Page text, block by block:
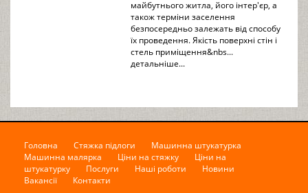
майбутнього житла, його інтер'єр, а
також терміни заселення
безпосередньо залежать від способу
їх проведення. Якість поверхні стін і
стель приміщення&nbs...
детальніше...
Головна Стяжка підлоги
Машинна штукатурка
Машинна малярка
Ціни на стяжку
Ціни на
штукатурку
Послуги Наші роботи
Новини
Вакансії
Контакти